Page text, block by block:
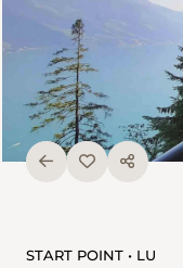
START POINT • LU